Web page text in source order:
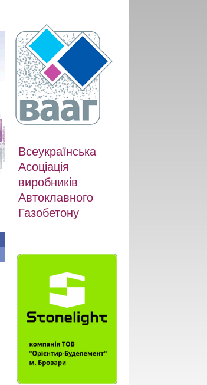
Всеукраїнська
Асоціація
виробників
Автоклавного
Газобетону